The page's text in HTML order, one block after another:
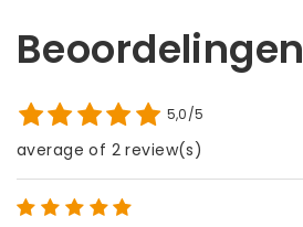
Beoordelingen
5,0/5
average of 2 review(s)